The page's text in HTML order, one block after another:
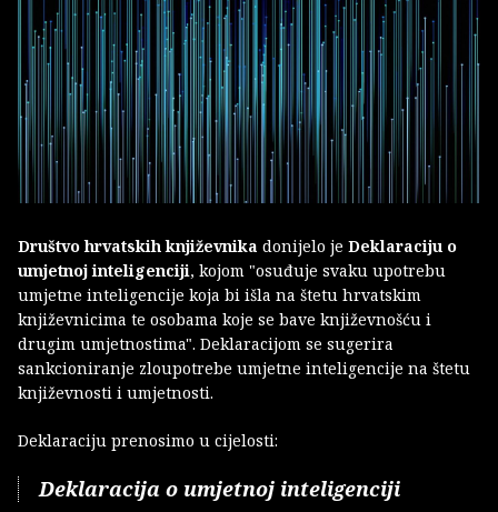
Društvo hrvatskih književnika donijelo je Deklaraciju o
umjetnoj inteligenciji, kojom "osuđuje svaku upotrebu
umjetne inteligencije koja bi išla na štetu hrvatskim
književnicima te osobama koje se bave književnošću i
drugim umjetnostima". Deklaracijom se sugerira
sankcioniranje zloupotrebe umjetne inteligencije na štetu
književnosti i umjetnosti.
Deklaraciju prenosimo u cijelosti:
Deklaracija o umjetnoj inteligenciji